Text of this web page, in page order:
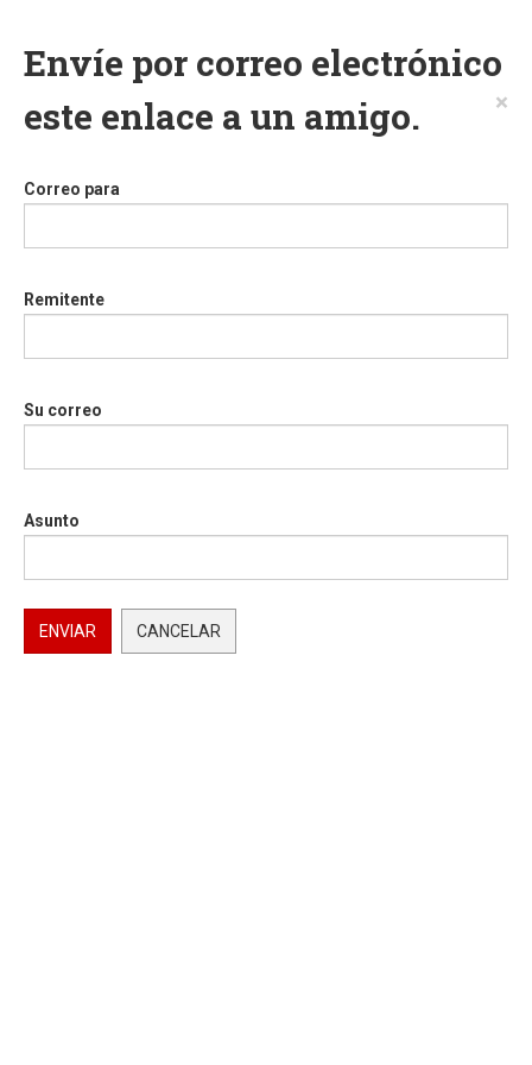
Envíe por correo electrónico
este enlace a un amigo.
×
Correo para
Remitente
Su correo
Asunto
ENVIAR CANCELAR